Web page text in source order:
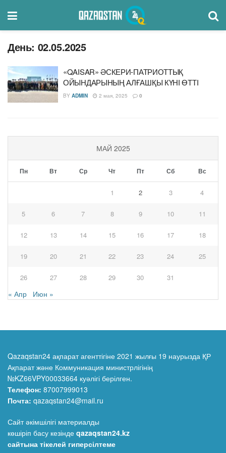
День: 02.05.2025
«QAISAR» ӘСКЕРИ-ПАТРИОТТЫҚ
ОЙЫНДАРЫНЫҢ АЛҒАШҚЫ КҮНІ ӨТТІ
BY ADMIN 2 мая, 2025 0
МАЙ 2025
Пн Вт Ср Чт Пт Сб Вс
1 2 3 4
5 6 7 8 9 10 11
12 13 14 15 16 17 18
19 20 21 22 23 24 25
26 27 28 29 30 31
« Апр Июн »
Qazaqstan24 ақпарат агенттігіне 2021 жылғы 19 наурызда ҚР
Ақпарат және Коммуникация министрлігінің
№KZ66VPY00033664 куәлігі берілген.
Телефон: 87007999013
Почта: qazaqstan24@mail.ru
Сайт әкімшілігі материалды
көшіріп басу кезінде qazaqstan24.kz
сайтына тікелей гиперсілтеме